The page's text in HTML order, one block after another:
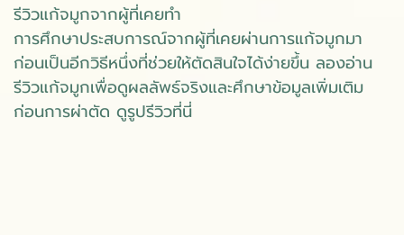
รีวิวแก้จมูกจากผู้ที่เคยทำ
การศึกษาประสบการณ์จากผู้ที่เคยผ่านการแก้จมูกมา
ก่อนเป็นอีกวิธีหนึ่งที่ช่วยให้ตัดสินใจได้ง่ายขึ้น ลองอ่าน
รีวิวแก้จมูกเพื่อดูผลลัพธ์จริงและศึกษาข้อมูลเพิ่มเติม
ก่อนการผ่าตัด ดูรูปรีวิวที่นี่